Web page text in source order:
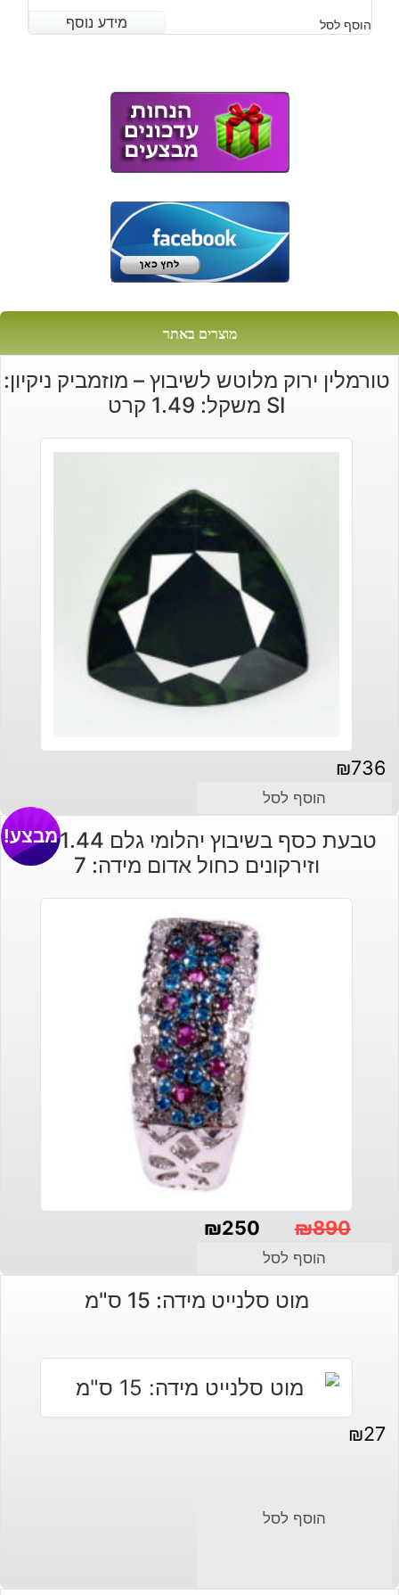
מידע נוסף הוסף לסל מידע נוסף
מוצרים באתר
טורמלין ירוק מלוטש לשיבוץ – מוזמביק ניקיון:
SI משקל: 1.49 קרט
₪736
הוסף לסל
טבעת כסף בשיבוץ יהלומי גלם 1.44 קרט
וזירקונים כחול אדום מידה: 7
מבצע!
₪890
המקורי
₪250
הנוכחי
הוסף לסל
מוט סלנייט מידה: 15 ס"מ
₪27
הוסף לסל